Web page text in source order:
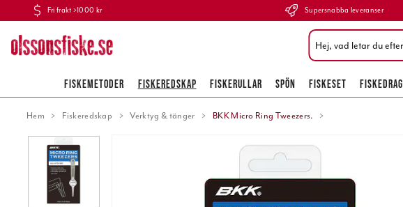
Fri frakt >1000 kr Supersnabba leveranser
FISKEMETODER FISKEREDSKAP FISKERULLAR SPÖN FISKESET FISKEDRAG
Hem Fiskeredskap Verktyg & tänger BKK Micro Ring Tweezers.